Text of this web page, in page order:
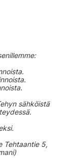
sähköistä
Tehtaantie 5,